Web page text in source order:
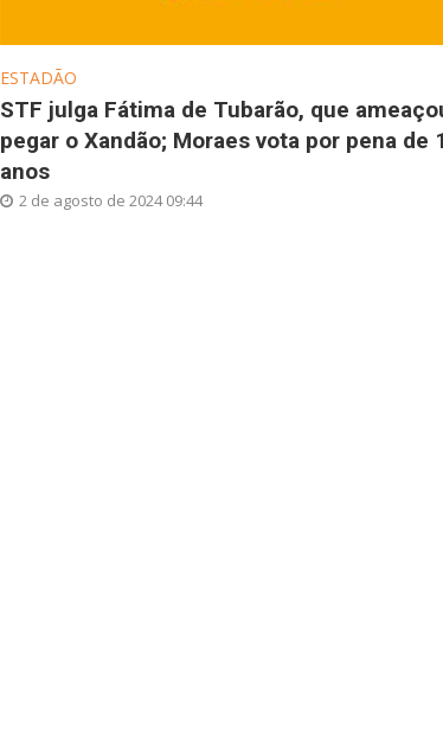
ESTADÃO
STF julga Fátima de Tubarão, que
pegar o Xandão; Moraes vota por pena de
anos
2 de agosto de 2024 09:44